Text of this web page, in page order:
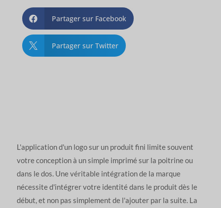
 Partager sur Facebook
 Partager sur Twitter
L'application d'un logo sur un produit fini limite souvent
votre conception à un simple imprimé sur la poitrine ou
dans le dos. Une véritable intégration de la marque
nécessite d'intégrer votre identité dans le produit dès le
début, et non pas simplement de l'ajouter par la suite. La